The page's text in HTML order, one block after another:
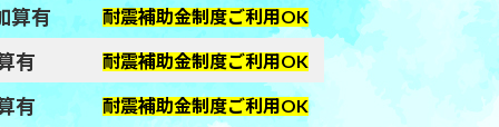
算有 耐震補助金制度ご利用OK
有 耐震補助金制度ご利用OK
有 耐震補助金制度ご利用OK